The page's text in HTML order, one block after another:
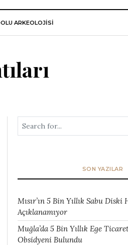
ARKEOLOJİSİ
SON YAZILAR
Mısır’ın 5 Bin Yıllık Sabu Diski
Açıklanamıyor
Muğla’da 5 Bin Yıllık Ege
Obsidyeni Bulundu